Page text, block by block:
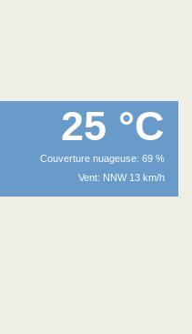
25 °C
Couverture nuageuse: 69 %
Vent: NNW 13 km/h